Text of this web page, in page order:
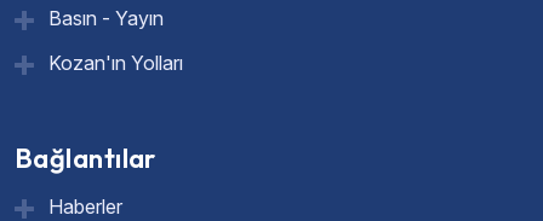
Basın - Yayın
Kozan'ın Yolları
Bağlantılar
Haberler